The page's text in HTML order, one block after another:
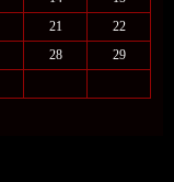
21
22
28
29